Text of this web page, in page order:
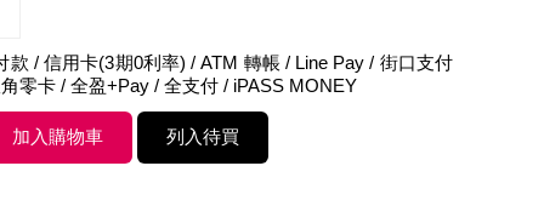
款 / 信用卡(3期0利率) / ATM 轉帳 / Line Pay / 街口支付
零卡 / 全盈+Pay / 全支付 / iPASS MONEY